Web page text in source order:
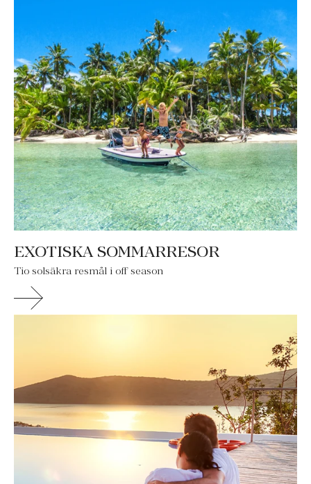
EXOTISKA SOMMARRESOR
Tio solsäkra resmål i off season